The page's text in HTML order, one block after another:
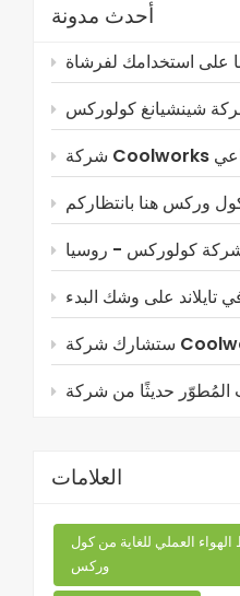
أحدث مدونة
العلامات
العملي للغاية من كول
وركس